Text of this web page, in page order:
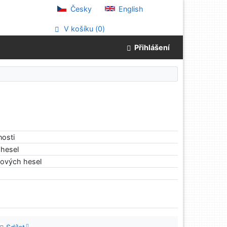
Česky English
V košíku (0)
Přihlášení
hesel